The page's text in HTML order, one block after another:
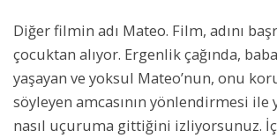
Diğer filmin adı Mateo. Film, adını
çocuktan alıyor. Ergenlik çağında,
yaşayan ve yoksul Mateo’nun, onu
söyleyen amcasının yönlendirmesi ile
nasıl uçuruma gittiğini izliyorsunuz.